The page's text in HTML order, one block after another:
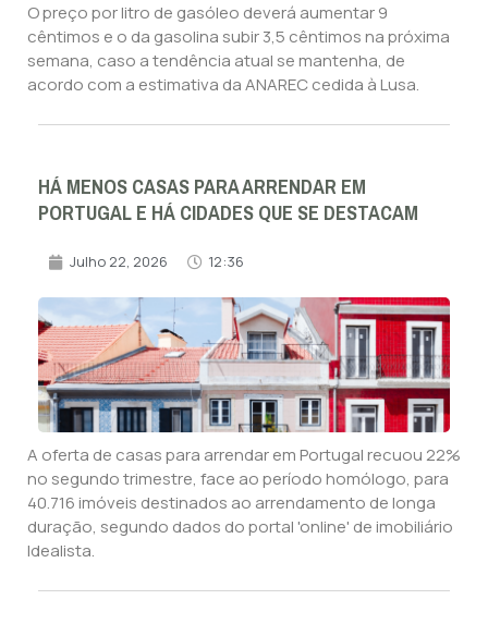
O preço por litro de gasóleo deverá aumentar 9
cêntimos e o da gasolina subir 3,5 cêntimos na próxima
semana, caso a tendência atual se mantenha, de
acordo com a estimativa da ANAREC cedida à Lusa.
HÁ MENOS CASAS PARA ARRENDAR EM
PORTUGAL E HÁ CIDADES QUE SE DESTACAM
Julho 22, 2026 12:36
A oferta de casas para arrendar em Portugal recuou 22%
no segundo trimestre, face ao período homólogo, para
40.716 imóveis destinados ao arrendamento de longa
duração, segundo dados do portal 'online' de imobiliário
Idealista.